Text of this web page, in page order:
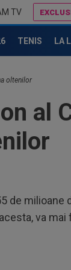
TV
TENIS LA
oltenilor
al
milioane
va
e...
în
cei